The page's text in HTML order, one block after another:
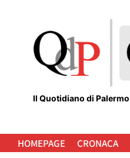
Il Quotidiano di Palermo
HOMEPAGE CRONACA